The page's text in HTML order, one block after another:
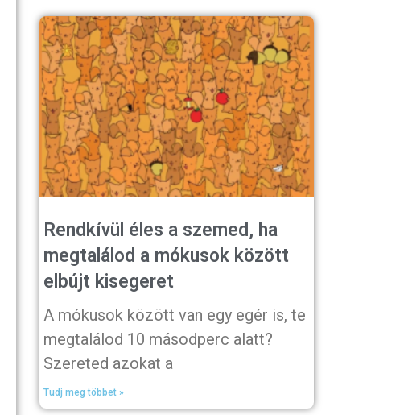
Rendkívül éles a szemed, ha
megtalálod a mókusok között
elbújt kisegeret
A mókusok között van egy egér is, te
megtalálod 10 másodperc alatt?
Szereted azokat a
Tudj meg többet »